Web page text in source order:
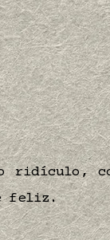
ridículo,
feliz.